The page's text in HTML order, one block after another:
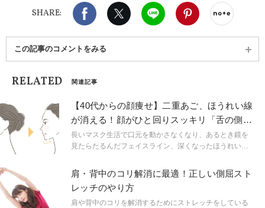
よく整え、しなやかな「自分軸」を育み、自分らし
く生きる方法を発信している。オンラインや都内ス
SHARE:
Facebook X（旧twitter）
LINE Pinterest
この記事のコメントをみる
RELATED 関連記事
【40代からの顔痩せ】二重あご、ほうれい線
が消える！顔がひと回りスッキリ「舌の側屈
ストレッチ」
長いマスク生活で口元を動かさなくなり、あるとき鏡を
見たらたるんだフェイスライン、深くなったほうれい線
動かすと美容面だけでなく、咀嚼・嚥下機能の低下を予
防できて健康面でも効果あり。ヨガインストラクターの
美都くらら先生が教える「舌トレ」を、エイジングが気
になり始める40代から毎日実践してみましょう。
肩・背中のコリ解消に最適！正しい側屈スト
レッチのやり方
肩や背中のコリを解消するためにストレッチをしている